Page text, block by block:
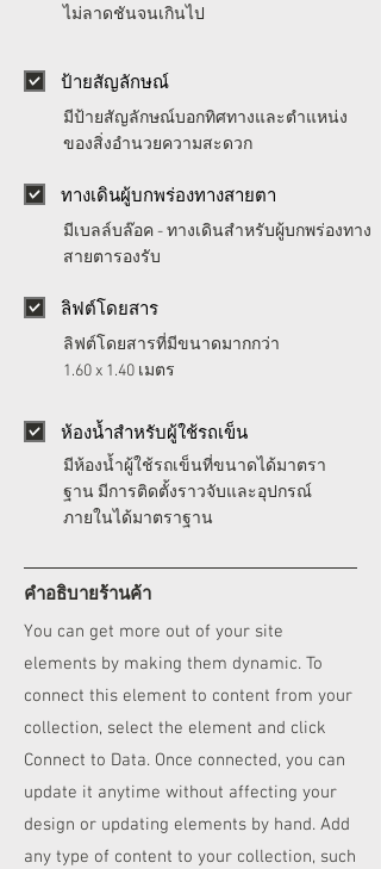
ไม่ลาดชันจนเกินไป
ป้ายสัญลักษณ์
มีป้ายสัญลักษณ์บอกทิศทางและตำแหน่ง
ของสิ่งอำนวยความสะดวก
ทางเดินผู้บกพร่องทางสายตา
มีเบลล์บล๊อค - ทางเดินสำหรับผู้บกพร่องทาง
สายตารองรับ
ลิฟต์โดยสาร
ลิฟต์โดยสารที่มีขนาดมากกว่า
1.60 x 1.40 เมตร
ห้องน้ำสำหรับผู้ใช้รถเข็น
มีห้องน้ำผู้ใช้รถเข็นที่ขนาดได้มาตรา
ฐาน มีการติดตั้งราวจับและอุปกรณ์
ภายในได้มาตราฐาน
คำอธิบายร้านค้า
You can get more out of your site
elements by making them dynamic. To
connect this element to content from your
collection, select the element and click
Connect to Data. Once connected, you can
update it anytime without affecting your
design or updating elements by hand. Add
any type of content to your collection, such